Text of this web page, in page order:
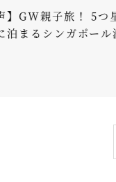
親子旅！ 5つ星の
シンガポール満喫